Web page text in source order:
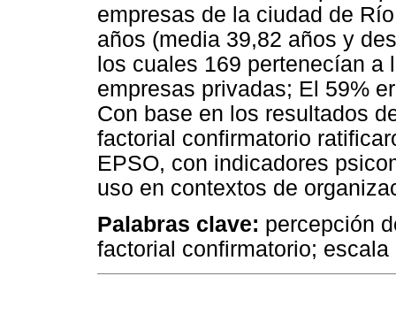
empresas de la ciudad de
años (media 39,82 años y
los cuales 169 pertenecían a
empresas privadas; El 59%
Con base en los resultados
factorial confirmatorio
EPSO, con indicadores
uso en contextos de
Palabras clave: percepción
factorial confirmatorio;